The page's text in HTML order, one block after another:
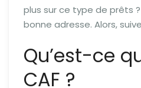
plus sur ce type de prêts
bonne adresse. Alors,
Qu’est-ce
CAF ?